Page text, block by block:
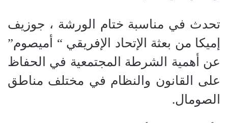
تحدث في مناسبة ختام الورشة ، جوزيف
إميكا من بعثة الإتحاد الإفريقي “ أميصوم”
عن أهمية الشرطة المجتمعية في الحفاظ
على القانون والنظام في مختلف مناطق
الصومال.